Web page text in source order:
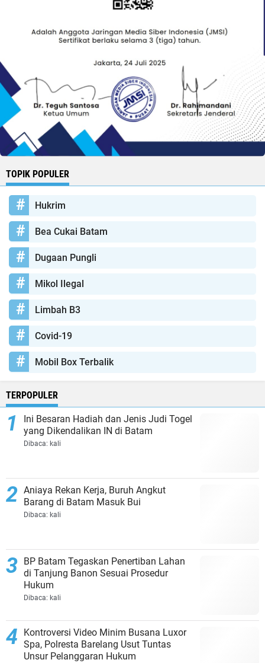
TOPIK POPULER
Hukrim
Bea Cukai Batam
Dugaan Pungli
Mikol Ilegal
Limbah B3
Covid-19
Mobil Box Terbalik
TERPOPULER
Ini Besaran Hadiah dan Jenis Judi Togel
yang Dikendalikan IN di Batam
Dibaca: kali
Aniaya Rekan Kerja, Buruh Angkut
Barang di Batam Masuk Bui
Dibaca: kali
BP Batam Tegaskan Penertiban Lahan
di Tanjung Banon Sesuai Prosedur
Hukum
Dibaca: kali
Kontroversi Video Minim Busana Luxor
Spa, Polresta Barelang Usut Tuntas
Unsur Pelanggaran Hukum